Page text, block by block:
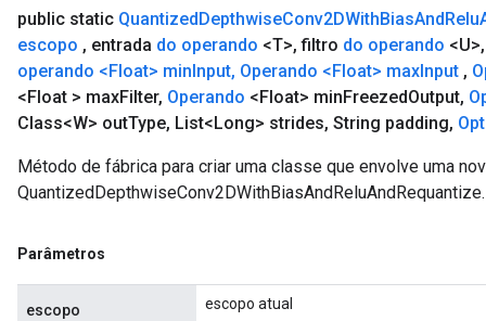
public static QuantizedDepthwiseConv2DWithBiasAndRelu
escopo , entrada do operando <T>, filtro do operando <U>,
operando <Float> minInput, Operando <Float> maxInput ,
<Float > maxFilter, Operando <Float> minFreezedOutput,
Class<W> outType, List<Long> strides, String padding,
Método de fábrica para criar uma classe que envolve uma
QuantizedDepthwiseConv2DWithBiasAndReluAndRequantize.
Parâmetros
escopo escopo atual